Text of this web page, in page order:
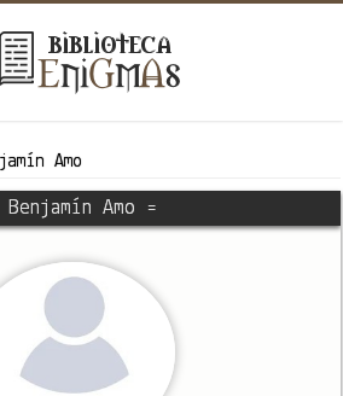
Amo
Benjamín Amo =